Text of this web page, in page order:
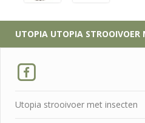
UTOPIA UTOPIA STROOIVOER
Utopia strooivoer met insecten